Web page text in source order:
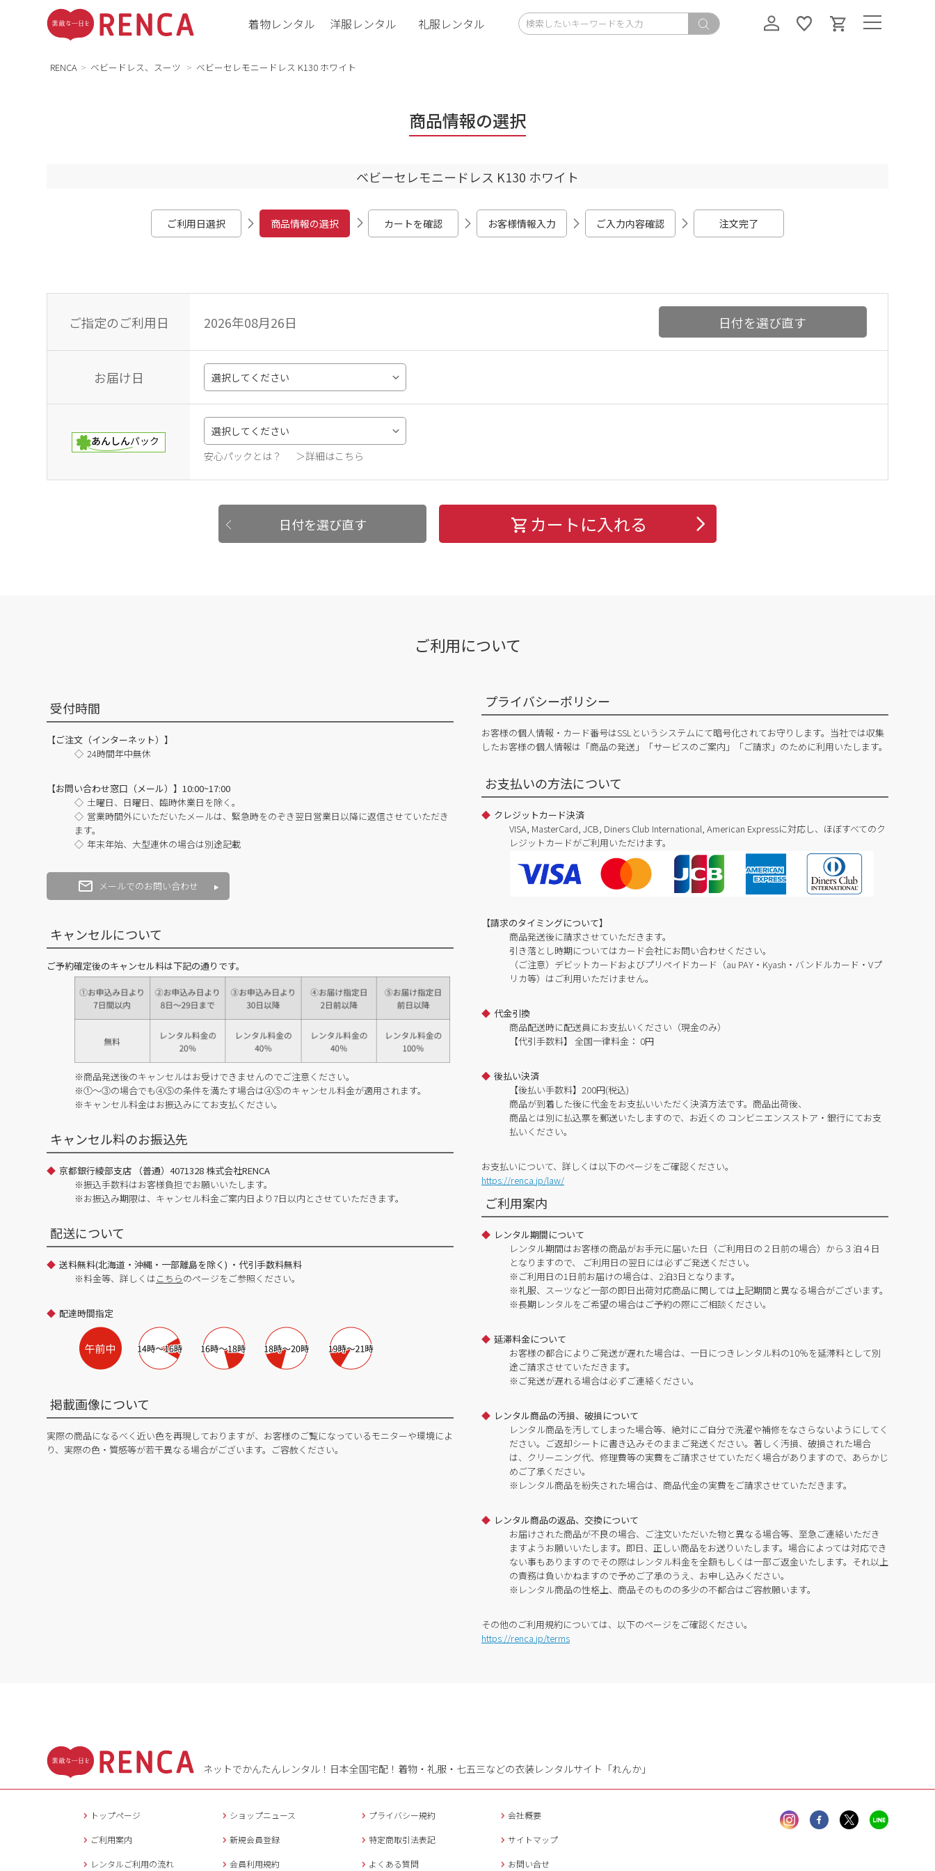
着物レンタル 洋服レンタル 礼服レンタル
RENCA ベビードレス、スーツ ベビーセレモニードレス K130 ホワイト
商品情報の選択
ベビーセレモニードレス K130 ホワイト
ご利用日選択 商品情報の選択 カートを確認 お客様情報入力 ご入力内容確認 注文完了
ご指定のご利用日 2026年08月26日 日付を選び直す
お届け日
安心パックとは？ ＞詳細はこちら
日付を選び直す カートに入れる
ご利用について
受付時間
【ご注文（インターネット）】
24時間年中無休
【お問い合わせ窓口（メール）】10:00~17:00
土曜日、日曜日、臨時休業日を除く。
営業時間外にいただいたメールは、緊急時をのぞき翌日営業日以降に返信させていただき
ます。
年末年始、大型連休の場合は別途記載
メールでのお問い合わせ
キャンセルについて
ご予約確定後のキャンセル料は下記の通りです。
※商品発送後のキャンセルはお受けできませんのでご注意ください。
※①～③の場合でも④⑤の条件を満たす場合は④⑤のキャンセル料金が適用されます。
※キャンセル料金はお振込みにてお支払ください。
キャンセル料のお振込先
京都銀行綾部支店 （普通）4071328 株式会社RENCA
※振込手数料はお客様負担でお願いいたします。
※お振込み期限は、キャンセル料金ご案内日より7日以内とさせていただきます。
配送について
送料無料(北海道・沖縄・一部離島を除く) ・代引手数料無料
※料金等、詳しくはこちらのページをご参照ください。
配達時間指定
掲載画像について
実際の商品になるべく近い色を再現しておりますが、お客様のご覧になっているモニターや環境によ
り、実際の色・質感等が若干異なる場合がございます。ご容赦ください。
プライバシーポリシー
お客様の個人情報・カード番号はSSLというシステムにて暗号化されてお守りします。当社では収集
したお客様の個人情報は「商品の発送」「サービスのご案内」「ご請求」のために利用いたします。
お支払いの方法について
クレジットカード決済
VISA, MasterCard, JCB, Diners Club International, American Expressに対応し、ほぼすべてのク
レジットカードがご利用いただけます。
【請求のタイミングについて】
商品発送後に請求させていただきます。
引き落とし時期についてはカード会社にお問い合わせください。
（ご注意）デビットカードおよびプリペイドカード（au PAY・Kyash・バンドルカード・Vプ
リカ等）はご利用いただけません。
代金引換
商品配送時に配送員にお支払いください（現金のみ）
【代引手数料】 全国一律料金： 0円
後払い決済
【後払い手数料】200円(税込)
商品が到着した後に代金をお支払いいただく決済方法です。商品出荷後、
商品とは別に払込票を郵送いたしますので、お近くの コンビニエンスストア・銀行にてお支
払いください。
お支払いについて、詳しくは以下のページをご確認ください。
https://renca.jp/law/
ご利用案内
レンタル期間について
レンタル期間はお客様の商品がお手元に届いた日（ご利用日の２日前の場合）から３泊４日
となりますので、 ご利用日の翌日には必ずご発送ください。
※ご利用日の1日前お届けの場合は、2泊3日となります。
※礼服、スーツなど一部の即日出荷対応商品に関しては上記期間と異なる場合がございます。
※長期レンタルをご希望の場合はご予約の際にご相談ください。
延滞料金について
お客様の都合によりご発送が遅れた場合は、一日につきレンタル料の10％を延滞料として別
途ご請求させていただきます。
※ご発送が遅れる場合は必ずご連絡ください。
レンタル商品の汚損、破損について
レンタル商品を汚してしまった場合等、絶対にご自分で洗濯や補修をなさらないようにしてく
ださい。ご返却シートに書き込みそのままご発送ください。著しく汚損、破損された場合
は、クリーニング代、修理費等の実費をご請求させていただく場合がありますので、あらかじ
めご了承ください。
※レンタル商品を紛失された場合は、商品代金の実費をご請求させていただきます。
レンタル商品の返品、交換について
お届けされた商品が不良の場合、ご注文いただいた物と異なる場合等、至急ご連絡いただき
ますようお願いいたします。即日、正しい商品をお送りいたします。場合によっては対応でき
ない事もありますのでその際はレンタル料金を全額もしくは一部ご返金いたします。それ以上
の責務は負いかねますので予めご了承のうえ、お申し込みください。
※レンタル商品の性格上、商品そのものの多少の不都合はご容赦願います。
その他のご利用規約については、以下のページをご確認ください。
https://renca.jp/terms
ネットでかんたんレンタル！日本全国宅配！ 着物・礼服・七五三などの衣装レンタルサイト「れんか」
トップページ ショップニュース プライバシー規約 会社概要
ご利用案内 新規会員登録 特定商取引法表記 サイトマップ
レンタルご利用の流れ 会員利用規約 よくある質問 お問い合せ